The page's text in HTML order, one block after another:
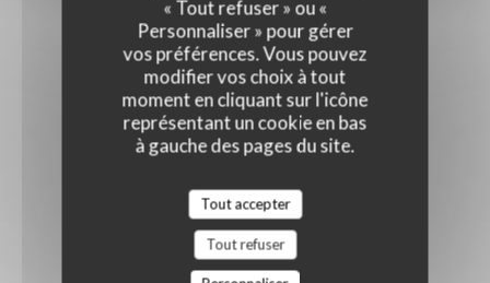
« Tout refuser » ou «
Personnaliser » pour gérer
vos préférences. Vous pouvez
modifier vos choix à tout
moment en cliquant sur l'icône
représentant un cookie en bas
à gauche des pages du site.
Tout accepter
Tout refuser